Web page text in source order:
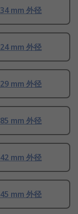
mm 外径
mm 外径
mm 外径
mm 外径
mm 外径
mm 外径